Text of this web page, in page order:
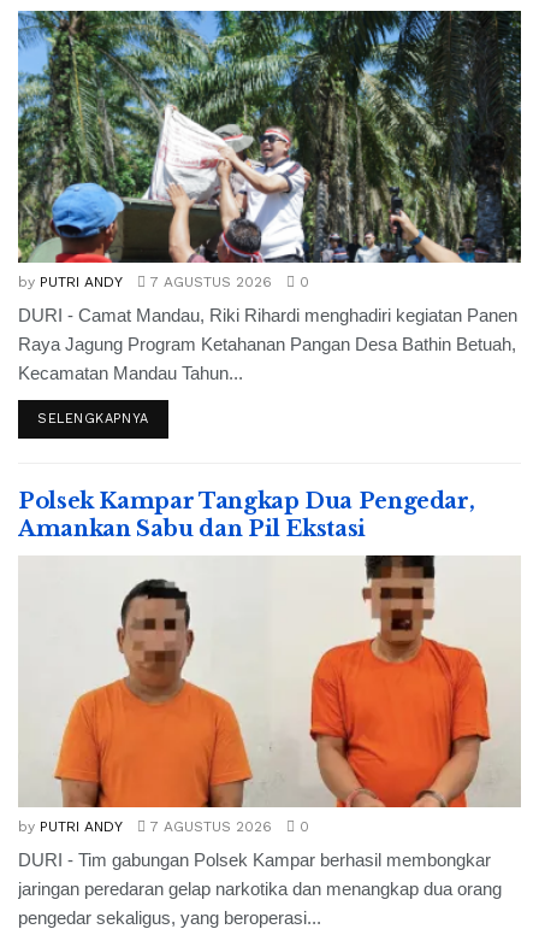
by PUTRI ANDY 7 AGUSTUS 2026 0
DURI - Camat Mandau, Riki Rihardi menghadiri kegiatan Panen
Raya Jagung Program Ketahanan Pangan Desa Bathin Betuah,
Kecamatan Mandau Tahun...
SELENGKAPNYA
Polsek Kampar Tangkap Dua Pengedar,
Amankan Sabu dan Pil Ekstasi
by PUTRI ANDY 7 AGUSTUS 2026 0
DURI - Tim gabungan Polsek Kampar berhasil membongkar
jaringan peredaran gelap narkotika dan menangkap dua orang
pengedar sekaligus, yang beroperasi...